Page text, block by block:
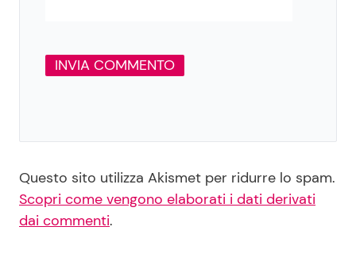
Questo sito utilizza Akismet per ridurre lo spam.
Scopri come vengono elaborati i dati derivati
dai commenti.